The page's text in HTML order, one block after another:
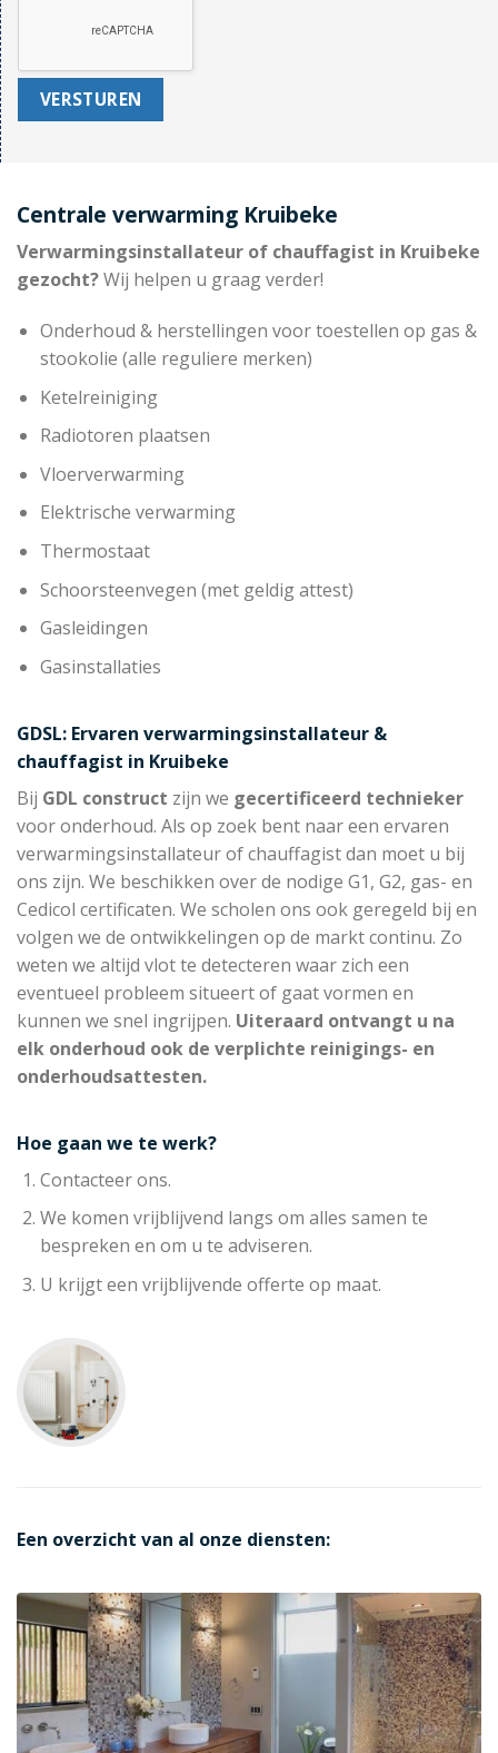
Centrale verwarming Kruibeke
Verwarmingsinstallateur of chauffagist in Kruibeke
gezocht?Wij helpen u graag verder!
Onderhoud & herstellingen voor toestellen op gas &
stookolie (alle reguliere merken)
Ketelreiniging
Radiotoren plaatsen
Vloerverwarming
Elektrische verwarming
Thermostaat
Schoorsteenvegen (met geldig attest)
Gasleidingen
Gasinstallaties
GDSL: Ervaren verwarmingsinstallateur &
chauffagist in Kruibeke
Bij GDL construct zijn we gecertificeerd technieker
voor onderhoud. Als op zoek bent naar een ervaren
verwarmingsinstallateur of chauffagist dan moet u bij
ons zijn. We beschikken over de nodige G1, G2, gas- en
Cedicol certificaten. We scholen ons ook geregeld bij en
volgen we de ontwikkelingen op de markt continu. Zo
weten we altijd vlot te detecteren waar zich een
eventueel probleem situeert of gaat vormen en
kunnen we snel ingrijpen. Uiteraard ontvangt u na
elk onderhoud ook de verplichte reinigings- en
onderhoudsattesten.
Hoe gaan we te werk?
Contacteer ons.
We komen vrijblijvend langs om alles samen te
bespreken en om u te adviseren.
U krijgt een vrijblijvende offerte op maat.
Een overzicht van al onze diensten: